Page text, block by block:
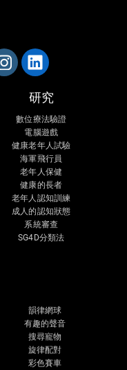
研究
數位療法驗證
電腦遊戲
健康老年人試驗
海軍飛行員
老年人保健
健康的長者
老年人認知訓練
成人的認知狀態
系統審查
SG4D分類法
韻律網球
有趣的聲音
搜尋寵物
旋律配對
彩色賽車